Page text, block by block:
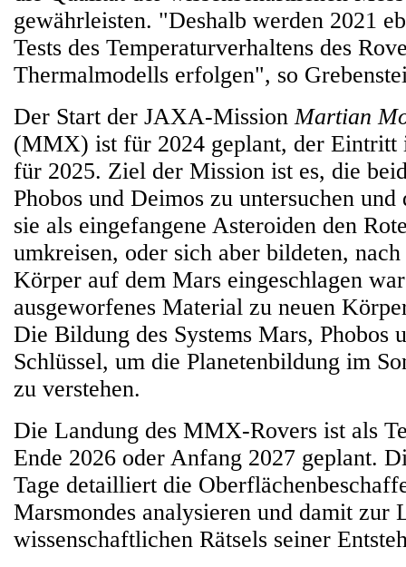
gewährleisten. "Deshalb werden 2021
Tests des Temperaturverhaltens des
Thermalmodells erfolgen", so
Der Start der JAXA-MissionMartian
(MMX) ist für 2024 geplant, der Eintritt
für 2025. Ziel der Mission ist es, die
Phobos und Deimos zu untersuchen
sie als eingefangene Asteroiden den
umkreisen, oder sich aber bildeten,
Körper auf dem Mars eingeschlagen
ausgeworfenes Material zu neuen
Die Bildung des Systems Mars, Phobos
Schlüssel, um die Planetenbildung im
zu verstehen.
Die Landung des MMX-Rovers ist als
Ende 2026 oder Anfang 2027 geplant.
Tage detailliert die
Marsmondes analysieren und damit zur
wissenschaftlichen Rätsels seiner